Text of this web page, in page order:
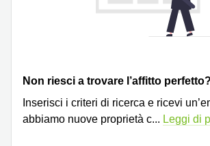
Non riesci a trovare l’affitto perfetto?
Inserisci i criteri di ricerca e ricevi
abbiamo nuove proprietà c... Leggi di